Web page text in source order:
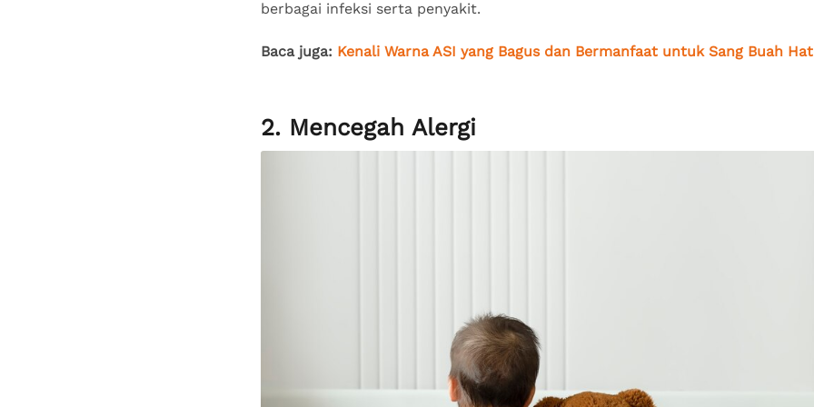
berbagai infeksi serta penyakit.
Baca juga: Kenali Warna ASI yang Bagus dan Bermanfaat untuk Sang Buah
2. Mencegah Alergi